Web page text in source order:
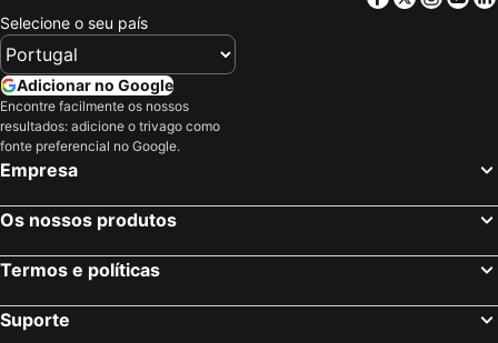
Selecione o seu país
Adicionar no Google
Encontre facilmente os nossos
resultados: adicione o trivago como
fonte preferencial no Google.
Empresa
Os nossos produtos
Termos e políticas
Suporte